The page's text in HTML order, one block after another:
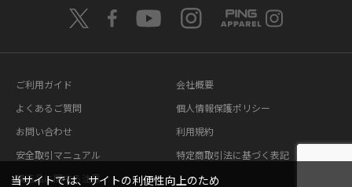
ご利用ガイド
よくあるご質問
お問い合わせ
安全取引マニュアル
模造品に関する注意
会社概要
個人情報保護ポリシー
利用規約
特定商取引法に基づく表記
当サイトでは、サイトの利便性向上のため